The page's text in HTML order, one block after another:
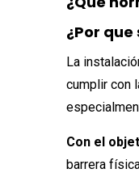
¿Por
La
cumplir con
Con el
barrera